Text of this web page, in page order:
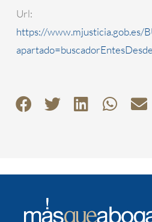
Url:
https://www.mjusticia.gob.es/